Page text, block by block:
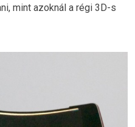
mint azoknál a régi 3D-s